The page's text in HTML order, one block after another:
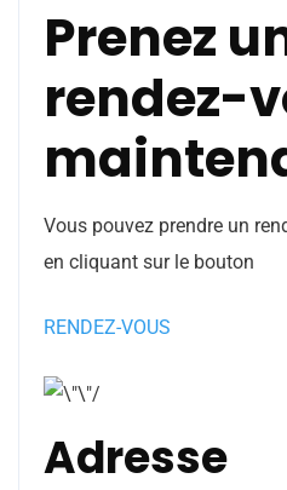
Prenez
rendez-
Vous pouvez prendre un
en cliquant sur le bouton
RENDEZ-VOUS
Adresse